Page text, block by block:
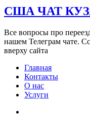
США ЧАТ
Все вопросы про
нашем Телеграм чате.
вверху сайта
Главная
Контакты
О нас
Услуги